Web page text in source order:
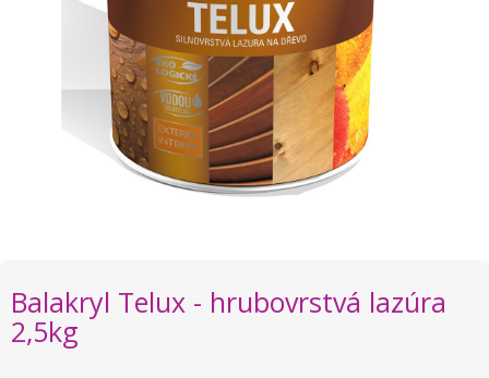
Balakryl Telux - hrubovrstvá lazúra
2,5kg